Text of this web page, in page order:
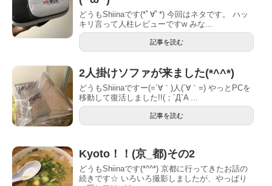
どうもShiinaです(*ﾟ∀ﾟ*) 今回はネタです。 ハッ
キリ言って人柱レビューですw みな...
記事を読む
2人掛けソファが来ました(*^^*)
どうもShiinaですー(=´∀｀)人(´∀｀=) やっとPCを
移動して復活しました︎!!(；´Д`A ...
記事を読む
Kyoto！！(京_都)その2
どうもShiinaです(*^^*) 京都に行ってきたお話の
続きです☆ いろいろ撮影しましたが、やっぱり